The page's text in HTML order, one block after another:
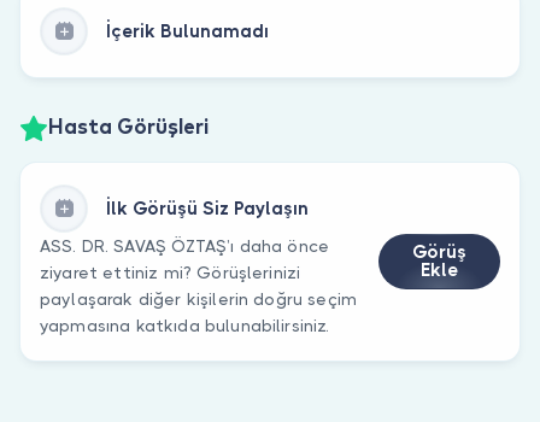
İçerik Bulunamadı
Hasta Görüşleri
İlk Görüşü Siz Paylaşın
ASS. DR. SAVAŞ ÖZTAŞ’ı daha önce
ziyaret ettiniz mi? Görüşlerinizi
paylaşarak diğer kişilerin doğru seçim
yapmasına katkıda bulunabilirsiniz.
Görüş
Ekle